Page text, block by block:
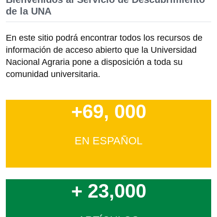
de la UNA
En este sitio podrá encontrar todos los recursos de
información de acceso abierto que la Universidad
Nacional Agraria pone a disposición a toda su
comunidad universitaria.
+69, 000
EN ESPAÑOL
+ 23,000